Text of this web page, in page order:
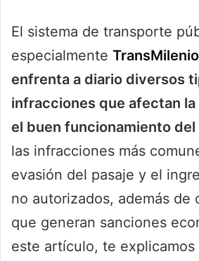
El sistema de transporte
especialmente
enfrenta a diario diversos
infracciones que afectan
el buen funcionamiento
las infracciones más
evasión del pasaje y el
no autorizados, además de
que generan sanciones
este artículo, te